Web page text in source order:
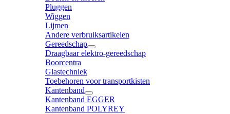
Pluggen
Wiggen
Lijmen
Andere verbruiksartikelen
Gereedschap
Draagbaar elektro-gereedschap
Boorcentra
Glastechniek
Toebehoren voor transportkisten
Kantenband
Kantenband EGGER
Kantenband POLYREY